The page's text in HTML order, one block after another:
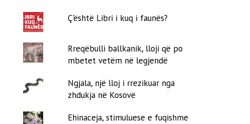
Ç'është Libri i kuq i faunës?
Rreqëbulli ballkanik, lloji që po
mbetet vetëm në legjendë
Ngjala, një lloj i rrezikuar nga
zhdukja në Kosovë
Ehinaceja, stimuluese e fuqishme